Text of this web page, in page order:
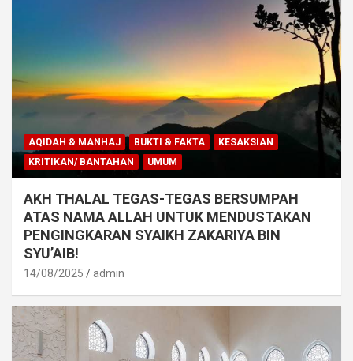
AQIDAH & MANHAJ BUKTI & FAKTA
KESAKSIAN
KRITIKAN/ BANTAHAN
UMUM
AKH THALAL TEGAS-TEGAS BERSUMPAH
ATAS NAMA ALLAH UNTUK MENDUSTAKAN
PENGINGKARAN SYAIKH ZAKARIYA BIN
SYU’AIB!
14/08/2025 admin